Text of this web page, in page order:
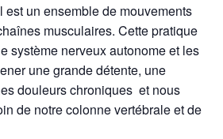
est un ensemble de mouvements
musculaires. Cette pratique
système nerveux autonome et les
une grande détente, une
douleurs chroniques et nous
de notre colonne vertébrale et de